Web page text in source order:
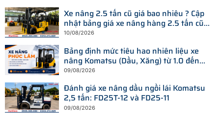
Xe nâng 2.5 tấn cũ giá bao nhiêu ? Cập
nhật bảng giá xe nâng hàng 2.5 tấn cũ
chạy dầu, xăng, điện
10/08/2026
Bảng định mức tiêu hao nhiên liệu xe
nâng Komatsu (Dầu, Xăng) từ 1.0 đến
25 tấn
09/08/2026
Đánh giá xe nâng dầu ngồi lái Komatsu
2,5 tấn: FD25T-12 và FD25-11
09/08/2026